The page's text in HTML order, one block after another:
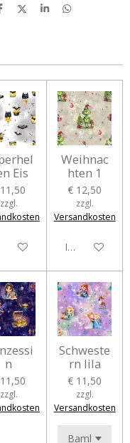
T
n
T
n
T
n
Eis
zzgl.
Warenkorb
Weihnac
hten 1
€ 12,50
zzgl.
Versandkosten
In den
n
zzgl.
Schweste
rn lila
€ 11,50
zzgl.
Versandkosten